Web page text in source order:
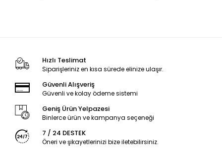
Hızlı Teslimat
Siparişleriniz en kısa sürede elinize ulaşır.
Güvenli Alışveriş
Güvenli ve kolay ödeme sistemi
Geniş Ürün Yelpazesi
Binlerce ürün ve kampanya seçeneği
7 / 24 DESTEK
Öneri ve şikayetlerinizi bize iletebilirsiniz.